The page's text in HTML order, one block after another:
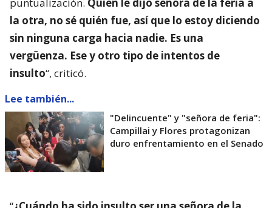
puntualización. Quien le dijo señora de la feria a
la otra, no sé quién fue, así que lo estoy diciendo
sin ninguna carga hacia nadie. Es una
vergüenza. Ese y otro tipo de intentos de
insulto“, criticó.
Lee también...
"Delincuente" y "señora de feria":
Campillai y Flores protagonizan
duro enfrentamiento en el Senado